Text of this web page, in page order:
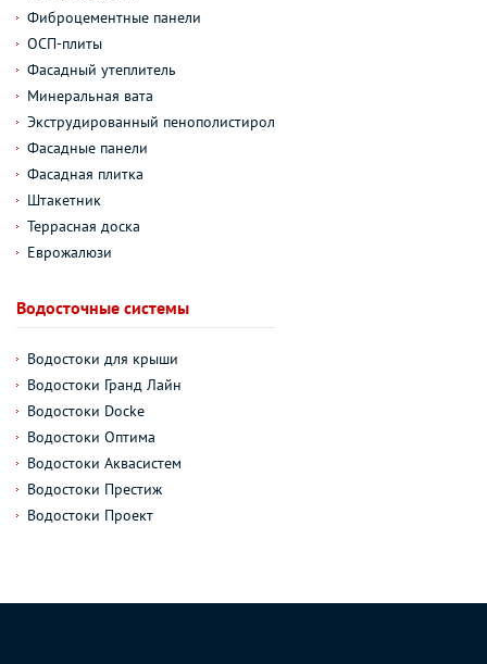
Фиброцементные панели
ОСП-плиты
Фасадный утеплитель
Минеральная вата
Экструдированный пенополистирол
Фасадные панели
Фасадная плитка
Штакетник
Террасная доска
Еврожалюзи
Водосточные системы
Водостоки для крыши
Водостоки Гранд Лайн
Водостоки Docke
Водостоки Оптима
Водостоки Аквасистем
Водостоки Престиж
Водостоки Проект